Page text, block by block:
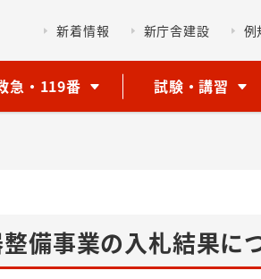
新着情報 新庁舎建設 例
急・119番 試験・講習
備事業の入札結果に